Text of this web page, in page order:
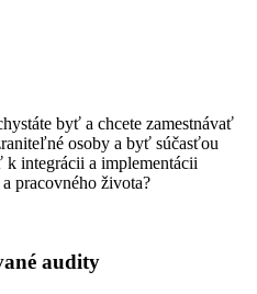
byť a chcete zamestnávať
osoby a byť súčasťou
integrácii a implementácii
pracovného života?
audity